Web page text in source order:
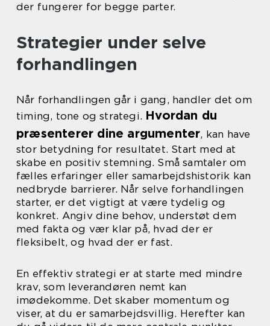
der fungerer for begge parter.
Strategier under selve
forhandlingen
Når forhandlingen går i gang, handler det om
timing, tone og strategi. Hvordan du
præsenterer dine argumenter, kan have
stor betydning for resultatet. Start med at
skabe en positiv stemning. Små samtaler om
fælles erfaringer eller samarbejdshistorik kan
nedbryde barrierer. Når selve forhandlingen
starter, er det vigtigt at være tydelig og
konkret. Angiv dine behov, understøt dem
med fakta og vær klar på, hvad der er
fleksibelt, og hvad der er fast.
En effektiv strategi er at starte med mindre
krav, som leverandøren nemt kan
imødekomme. Det skaber momentum og
viser, at du er samarbejdsvillig. Herefter kan